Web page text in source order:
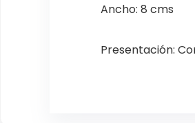
Ancho: 8 cms
Presentación: